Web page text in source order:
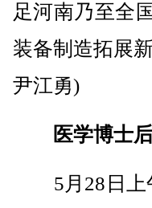
足河南乃至全
装备制造拓展
尹江勇)
医学博士
5月28日上